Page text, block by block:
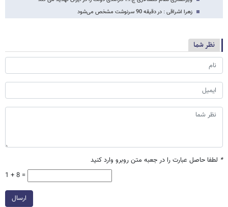
زهرا اشراقی : در دقیقه 90 سرنوشت مشخص می‌شود
نظر شما
* لطفا حاصل عبارت را در جعبه متن روبرو وارد کنید
1 + 8 =
ارسال